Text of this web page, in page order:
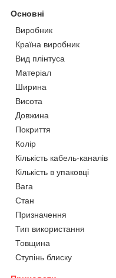
Основні
Виробник
Країна виробник
Вид плінтуса
Матеріал
Ширина
Висота
Довжина
Покриття
Колір
Кількість кабель-каналів
Кількість в упаковці
Вага
Стан
Призначення
Тип використання
Товщина
Ступінь блиску